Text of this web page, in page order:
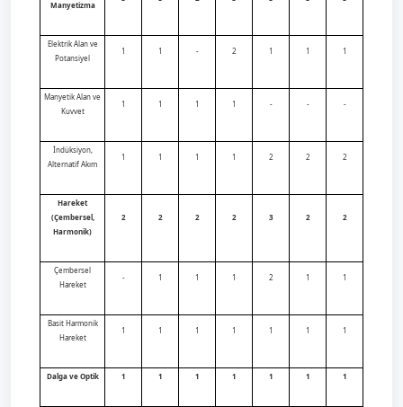
Manyetizma
Elektrik Alan ve
Potansiyel
1 1 - 2 1 1 1
Manyetik Alan ve
Kuvvet
1 1 1 1 - - -
İndüksiyon,
Alternatif Akım
1 1 1 1 2 2 2
Hareket
(Çembersel,
Harmonik)
2 2 2 2 3 2 2
Çembersel
Hareket
- 1 1 1 2 1 1
Basit Harmonik
Hareket
1 1 1 1 1 1 1
Dalga ve Optik 1 1 1 1 1 1 1